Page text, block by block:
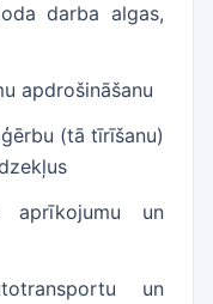
darba algas,
apdrošināšanu
(tā tīrīšanu)
aprīkojumu un
un